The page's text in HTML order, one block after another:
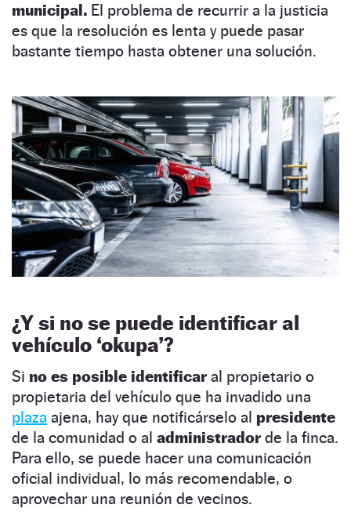
municipal. El problema de recurrir a la justicia
es que la resolución es lenta y puede pasar
bastante tiempo hasta obtener una solución.
¿Y si no se puede identificar al
vehículo ‘okupa’?
Si no es posible identificaral propietario o
propietaria del vehículo que ha invadido una
plaza ajena, hay que notificárselo al presidente
de la comunidad o al administradorde la finca.
Para ello, se puede hacer una comunicación
oficial individual, lo más recomendable, o
aprovechar una reunión de vecinos.